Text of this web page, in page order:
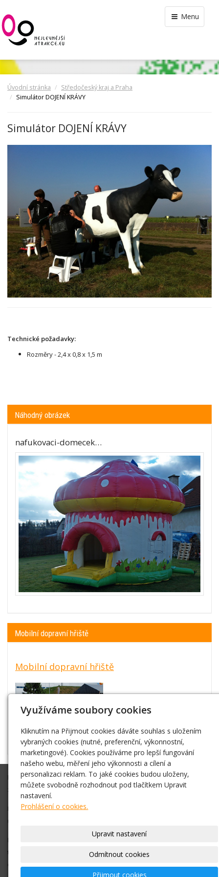
Menu
Úvodní stránka
Středočeský kraj a Praha
Simulátor DOJENÍ KRÁVY
Simulátor DOJENÍ KRÁVY
Technické požadavky:
Rozměry -2,4 x 0,8 x 1,5 m
Náhodný obrázek
nafukovaci-domecek…
Mobilní dopravní hřiště
Mobilní dopravní hřiště
Připravíme Vám akci na klíč, nebo Vám ve spolupráci s Vámi
zajistíme vše co budete potřebovat.
Díky zkušenostem máme dobré kontakty na různá vystoupení,
umělce atd. Vždy se snažíme vše zajistit v nejlepší cenové relaci.
Pro bližší informace, objednání nás neváhejte kontaktovat na
telefonním čísle +420 778 016 767nebo pište na
email
Využíváme soubory cookies
Kliknutím na Přijmout cookies dáváte souhlas s uložením
vybraných cookies (nutné, preferenční, výkonnostní,
marketingové). Cookies používáme pro lepší fungování
našeho webu, měření jeho výkonnosti a cílení a
personalizaci reklam. To jaké cookies budou uloženy,
můžete svobodně rozhodnout pod tlačítkem Upravit
nastavení.
Prohlášení o cookies.
Upravit nastavení
Odmítnout cookies
Přijmout cookies